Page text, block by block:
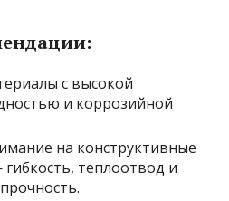
с высокой
и коррозийной
на конструктивные
теплоотвод и